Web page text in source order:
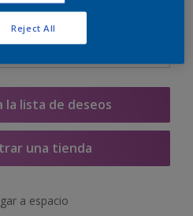
Calcular
la lista de deseos
una tienda
a espacio
Reject All